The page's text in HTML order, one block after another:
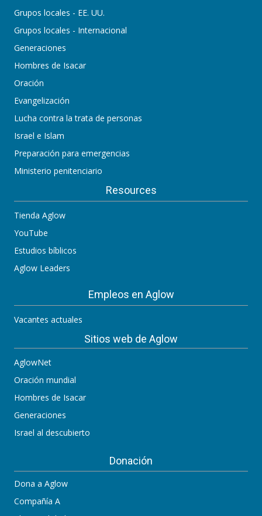
Grupos locales - EE. UU.
Grupos locales - Internacional
Generaciones
Hombres de Isacar
Oración
Evangelización
Lucha contra la trata de personas
Israel e Islam
Preparación para emergencias
Ministerio penitenciario
Resources
Tienda Aglow
YouTube
Estudios bíblicos
Aglow Leaders
Empleos en Aglow
Vacantes actuales
Sitios web de Aglow
AglowNet
Oración mundial
Hombres de Isacar
Generaciones
Israel al descubierto
Donación
Dona a Aglow
Compañía A